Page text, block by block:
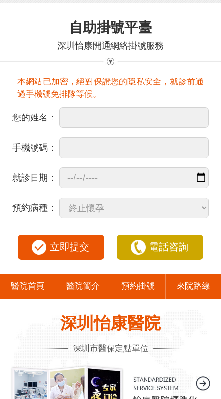
自助掛號平臺
深圳怡康開通網絡掛號服務
本網站已加密，絕對保證您的隱私安全，就診前通
過手機號免排隊等候。
您的姓名：
手機號碼：
就診日期：
預約病種：
立即提交 電話咨詢
醫院首頁 醫院簡介 預約掛號 來院路線
深圳怡康醫院
深圳市醫保定點單位